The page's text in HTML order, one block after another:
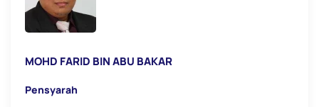
MOHD FARID BIN ABU BAKAR
Pensyarah